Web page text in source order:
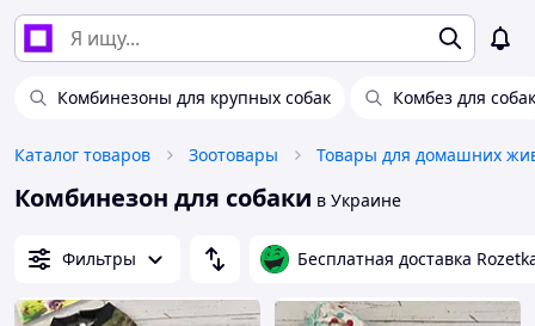
Комбинезоны для крупных собак Комбез для собак
Каталог товаров Зоотовары
Комбинезон для собаки в Украине
Фильтры Бесплатная доставка